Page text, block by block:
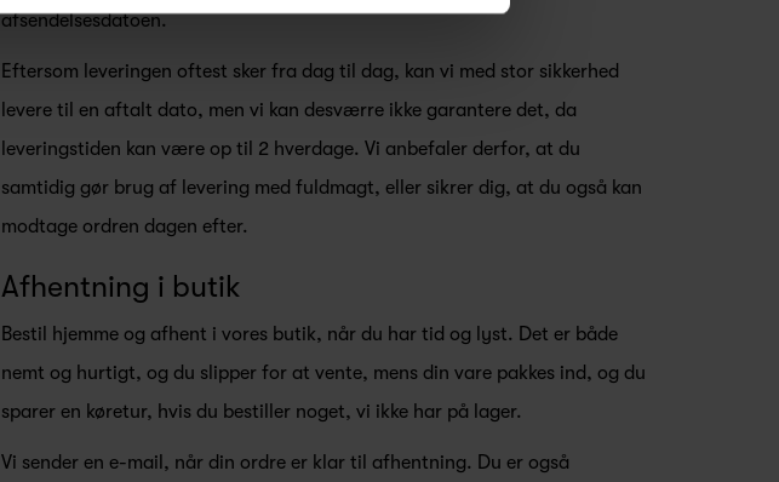
afsendelsesdatoen.
Eftersom leveringen oftest sker fra dag til dag, kan vi med stor sikkerhed
levere til en aftalt dato, men vi kan desværre ikke garantere det, da
leveringstiden kan være op til 2 hverdage. Vi anbefaler derfor, at du
samtidig gør brug af levering med fuldmagt, eller sikrer dig, at du også kan
modtage ordren dagen efter.
Afhentning i butik
Bestil hjemme og afhent i vores butik, når du har tid og lyst. Det er både
nemt og hurtigt, og du slipper for at vente, mens din vare pakkes ind, og du
sparer en køretur, hvis du bestiller noget, vi ikke har på lager.
Vi sender en e-mail, når din ordre er klar til afhentning. Du er også